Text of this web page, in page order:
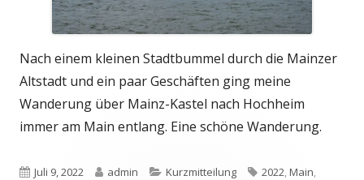
Nach einem kleinen Stadtbummel durch die Mainzer
Altstadt und ein paar Geschäften ging meine
Wanderung über Mainz-Kastel nach Hochheim
immer am Main entlang. Eine schöne Wanderung.
Veröffentlicht
Juli 9, 2022 Autor
admin Kategorien
Kurzmitteilung Schlagwörter
2022,Main,